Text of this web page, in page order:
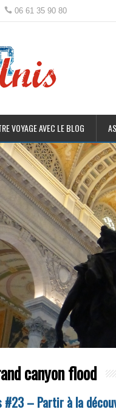
06 61 35 90 80
VOYAGE AVEC LE BLOG
canyon flood
– Partir à la